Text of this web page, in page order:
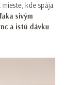
kde spája
sivým
a istú dávku